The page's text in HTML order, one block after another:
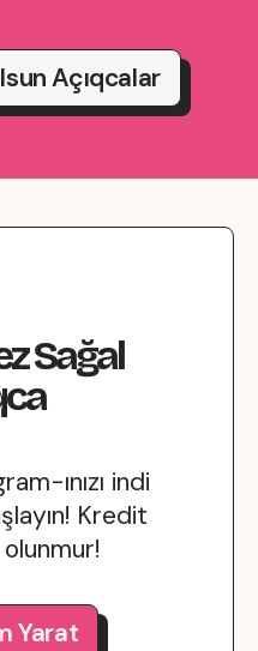
Açıqcalar
Sağal
ınızı indi
Kredit
Yarat